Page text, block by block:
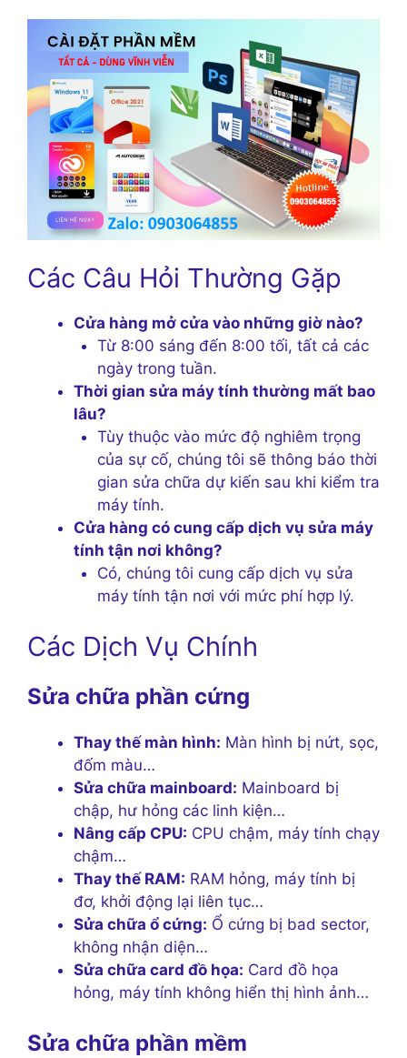
Các Câu Hỏi Thường Gặp
Cửa hàng mở cửa vào những giờ nào?
Từ 8:00 sáng đến 8:00 tối, tất cả các
ngày trong tuần.
Thời gian sửa máy tính thường mất bao
lâu?
Tùy thuộc vào mức độ nghiêm trọng
của sự cố, chúng tôi sẽ thông báo thời
gian sửa chữa dự kiến sau khi kiểm tra
máy tính.
Cửa hàng có cung cấp dịch vụ sửa máy
tính tận nơi không?
Có, chúng tôi cung cấp dịch vụ sửa
máy tính tận nơi với mức phí hợp lý.
Các Dịch Vụ Chính
Sửa chữa phần cứng
Thay thế màn hình: Màn hình bị nứt, sọc,
đốm màu…
Sửa chữa mainboard: Mainboard bị
chập, hư hỏng các linh kiện…
Nâng cấp CPU: CPU chậm, máy tính chạy
chậm…
Thay thế RAM: RAM hỏng, máy tính bị
đơ, khởi động lại liên tục…
Sửa chữa ổ cứng: Ổ cứng bị bad sector,
không nhận diện…
Sửa chữa card đồ họa: Card đồ họa
hỏng, máy tính không hiển thị hình ảnh…
Sửa chữa phần mềm